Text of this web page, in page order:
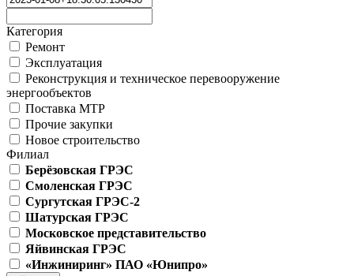
Категория
Ремонт
Эксплуатация
Реконструкция и техническое перевооружение
энергообъектов
Поставка МТР
Прочие закупки
Новое строительство
Филиал
Берёзовская ГРЭС
Смоленская ГРЭС
Сургутская ГРЭС-2
Шатурская ГРЭС
Московское представительство
Яйвинская ГРЭС
«Инжиниринг» ПАО «Юнипро»